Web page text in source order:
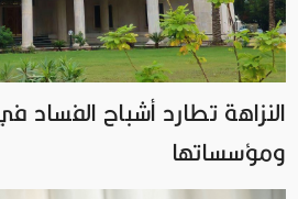
النزاهة تطارد أشباح الفساد
ومؤسساتها